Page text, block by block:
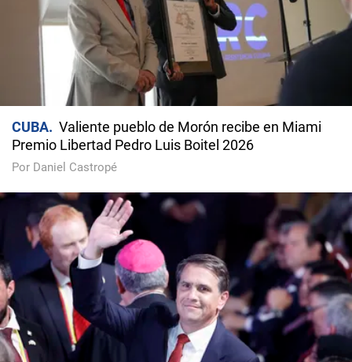
CUBA
Valiente pueblo de Morón recibe en Miami
Premio Libertad Pedro Luis Boitel 2026
Por Daniel Castropé